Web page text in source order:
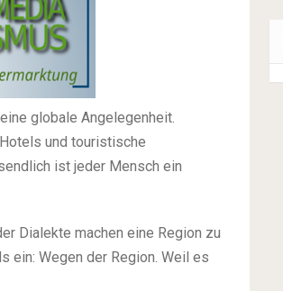
globale Angelegenheit.
und touristische
ist jeder Mensch ein
Dialekte machen eine Region zu
ein: Wegen der Region. Weil es